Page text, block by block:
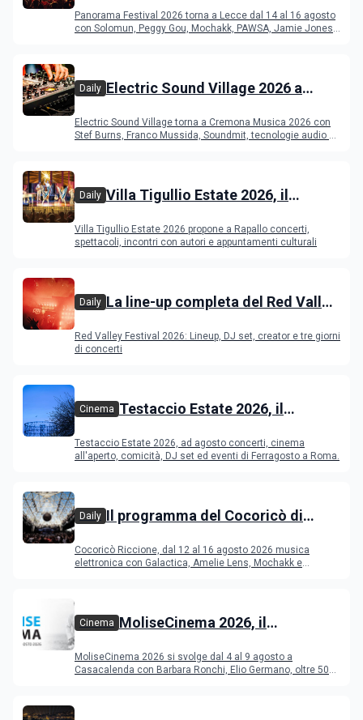
programma
Panorama Festival 2026 torna a Lecce dal 14 al 16 agosto
con Solomun, Peggy Gou, Mochakk, PAWSA, Jamie Jones
Daily Electric Sound Village 2026 a
Young Band Contest, il programma
Electric Sound Village torna a Cremona Musica 2026 con
Stef Burns, Franco Mussida, Soundmit, tecnologie audio e
Daily Villa Tigullio Estate 2026, il
Villa Tigullio Estate 2026 propone a Rapallo concerti,
spettacoli, incontri con autori e appuntamenti culturali
Daily La line-up completa del Red Valley
Red Valley Festival 2026: Lineup, DJ set, creator e tre giorni
di concerti
Cinema Testaccio Estate 2026, il
Ferragosto
Testaccio Estate 2026, ad agosto concerti, cinema
all'aperto, comicità, DJ set ed eventi di Ferragosto a Roma.
Daily Il programma del Cocoricò di
Cocoricò Riccione, dal 12 al 16 agosto 2026 musica
elettronica con Galactica, Amelie Lens, Mochakk e
Cinema MoliseCinema 2026, il
MoliseCinema 2026 si svolge dal 4 al 9 agosto a
Casacalenda con Barbara Ronchi, Elio Germano, oltre 50